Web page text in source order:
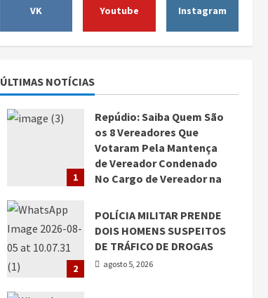
VK Youtube Instagram
ÚLTIMAS NOTÍCIAS
1
Repúdio: Saiba Quem São
os 8 Vereadores Que
Votaram Pela Mantença
de Vereador Condenado
No Cargo de Vereador na
Paraná…
agosto 5, 2026
2
POLÍCIA MILITAR PRENDE
DOIS HOMENS SUSPEITOS
DE TRÁFICO DE DROGAS
agosto 5, 2026